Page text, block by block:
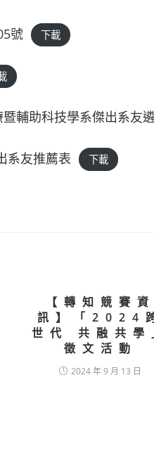
號 下載
輔助科技學系傑出系友
系友推薦表 下載
【轉知競賽資
訊】「2024
世代 共融共學
徵文活動
2024 年 9 月 13 日